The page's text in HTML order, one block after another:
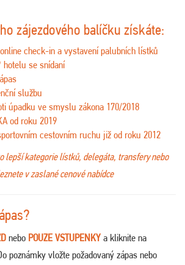
zájezdového balíčku získáte:
check-in a vystavení palubních lístků
hotelu se snídaní
službu
úpadku ve smyslu zákona 170/2018
od roku 2019
cestovním ruchu již od roku 2012
lepší kategorie lístků, delegáta, transfery nebo
v zaslané cenové nabídce
nebo POUZE VSTUPENKY a kliknite na
poznámky vložte požadovaný zápas nebo